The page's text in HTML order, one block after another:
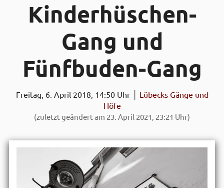
Kinder­hüschen-
Gang und
Fünf­buden-Gang
Freitag, 6. April 2018, 14:50 Uhr │ Lübecks Gänge und
Höfe
(zuletzt geändert am 23. April 2021, 23:21 Uhr)